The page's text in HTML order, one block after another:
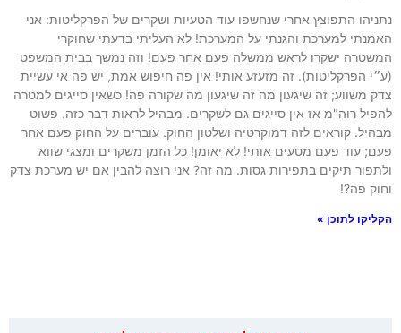
נתניהו התפוצץ אחרי שנחשפו עוד הטעיות ושקרים של הפרקליטות: אני
האמנתי למערכת והגנתי על המערכת! לא העליתי בדעתי שחוקרי
המשטרה ישקרו לראש ממשלה פעם אחר פעם! וזה נמשך בבית המשפט
(ע״י הפרקליטות). זה מזעזע אותי! אין פה חיפוש אמת, יש פה אי עשיית
צדק משווע; זה שיגעון מה זה שיגעון מה שקורה פה! כשאין סייגים למטרה
להפיל רוה"מ אז אין סייגים גם לשקרים. מבהיל לראות דבר כזה. פשוט
מבהיל. קוראים לזה דמוקרטיה ושלטון החוק. עוברים על החוק פעם אחר
פעם; עוד פעם מטעים אותי! לא יאומן! כל הזמן משקרים ומצגי שווא
ולתפור תיקים בתפירות גסות. מה זה? אני רוצה להבין אם יש מערכת צדק
וחוק פה?!
הקליקו לתוכן »